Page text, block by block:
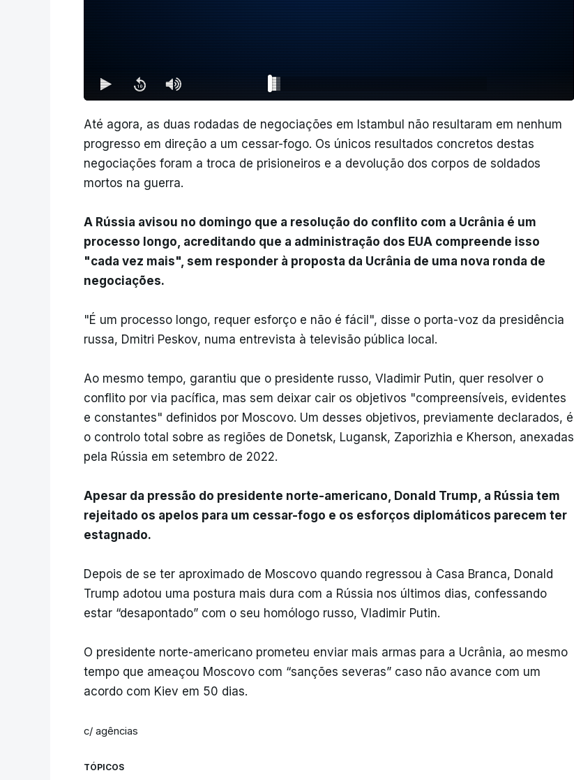
Até agora, as duas rodadas de negociações em Istambul não resultaram em nenhum
progresso em direção a um cessar-fogo. Os únicos resultados concretos destas
negociações foram a troca de prisioneiros e a devolução dos corpos de soldados
mortos na guerra.
A Rússia avisou no domingo que a resolução do conflito com a Ucrânia é um
processo longo, acreditando que a administração dos EUA compreende isso
"cada vez mais", sem responder à proposta da Ucrânia de uma nova ronda de
negociações.
"É um processo longo, requer esforço e não é fácil", disse o porta-voz da presidência
russa, Dmitri Peskov, numa entrevista à televisão pública local.
Ao mesmo tempo, garantiu que o presidente russo, Vladimir Putin, quer resolver o
conflito por via pacífica, mas sem deixar cair os objetivos "compreensíveis, evidentes
e constantes" definidos por Moscovo. Um desses objetivos, previamente declarados, é
o controlo total sobre as regiões de Donetsk, Lugansk, Zaporizhia e Kherson, anexadas
pela Rússia em setembro de 2022.
Apesar da pressão do presidente norte-americano, Donald Trump, a Rússia tem
rejeitado os apelos para um cessar-fogo e os esforços diplomáticos parecem ter
estagnado.
Depois de se ter aproximado de Moscovo quando regressou à Casa Branca, Donald
Trump adotou uma postura mais dura com a Rússia nos últimos dias, confessando
estar “desapontado” com o seu homólogo russo, Vladimir Putin.
O presidente norte-americano prometeu enviar mais armas para a Ucrânia, ao mesmo
tempo que ameaçou Moscovo com “sanções severas” caso não avance com um
acordo com Kiev em 50 dias.
c/ agências
TÓPICOS